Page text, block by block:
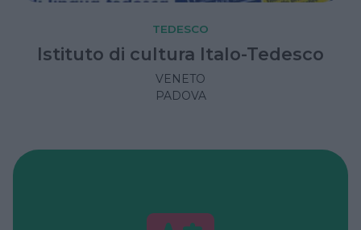
TEDESCO
Istituto di cultura Italo-Tedesco
VENETO
PADOVA